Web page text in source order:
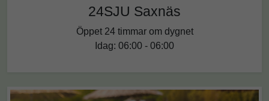
24SJU Saxnäs
Öppet 24 timmar om dygnet
Idag: 06:00 - 06:00